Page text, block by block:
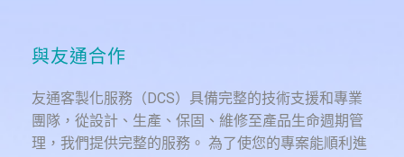
與友通合作
友通客製化服務（DCS）具備完整的技術支援和專業
團隊，從設計、生產、保固、維修至產品生命週期管
理，我們提供完整的服務。 為了使您的專案能順利進